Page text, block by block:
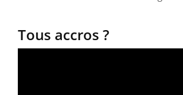
Tous accros ?